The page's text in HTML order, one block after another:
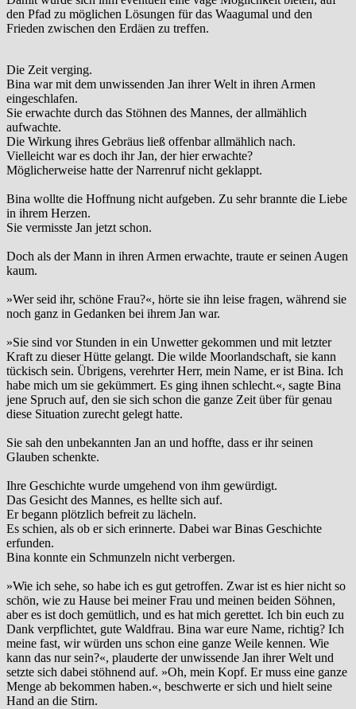
den Pfad zu möglichen Lösungen für das Waagumal und den
Frieden zwischen den Erdäen zu treffen.
Die Zeit verging.
Bina war mit dem unwissenden Jan ihrer Welt in ihren Armen
eingeschlafen.
Sie erwachte durch das Stöhnen des Mannes, der allmählich
aufwachte.
Die Wirkung ihres Gebräus ließ offenbar allmählich nach.
Vielleicht war es doch ihr Jan, der hier erwachte?
Möglicherweise hatte der Narrenruf nicht geklappt.
Bina wollte die Hoffnung nicht aufgeben. Zu sehr brannte die Liebe
in ihrem Herzen.
Sie vermisste Jan jetzt schon.
Doch als der Mann in ihren Armen erwachte, traute er seinen Augen
kaum.
»Wer seid ihr, schöne Frau?«, hörte sie ihn leise fragen, während sie
noch ganz in Gedanken bei ihrem Jan war.
»Sie sind vor Stunden in ein Unwetter gekommen und mit letzter
Kraft zu dieser Hütte gelangt. Die wilde Moorlandschaft, sie kann
tückisch sein. Übrigens, verehrter Herr, mein Name, er ist Bina. Ich
habe mich um sie gekümmert. Es ging ihnen schlecht.«, sagte Bina
jene Spruch auf, den sie sich schon die ganze Zeit über für genau
diese Situation zurecht gelegt hatte.
Sie sah den unbekannten Jan an und hoffte, dass er ihr seinen
Glauben schenkte.
Ihre Geschichte wurde umgehend von ihm gewürdigt.
Das Gesicht des Mannes, es hellte sich auf.
Er begann plötzlich befreit zu lächeln.
Es schien, als ob er sich erinnerte. Dabei war Binas Geschichte
erfunden.
Bina konnte ein Schmunzeln nicht verbergen.
»Wie ich sehe, so habe ich es gut getroffen. Zwar ist es hier nicht so
schön, wie zu Hause bei meiner Frau und meinen beiden Söhnen,
aber es ist doch gemütlich, und es hat mich gerettet. Ich bin euch zu
Dank verpflichtet, gute Waldfrau. Bina war eure Name, richtig? Ich
meine fast, wir würden uns schon eine ganze Weile kennen. Wie
kann das nur sein?«, plauderte der unwissende Jan ihrer Welt und
setzte sich dabei stöhnend auf. »Oh, mein Kopf. Er muss eine ganze
Menge ab bekommen haben.«, beschwerte er sich und hielt seine
Hand an die Stirn.